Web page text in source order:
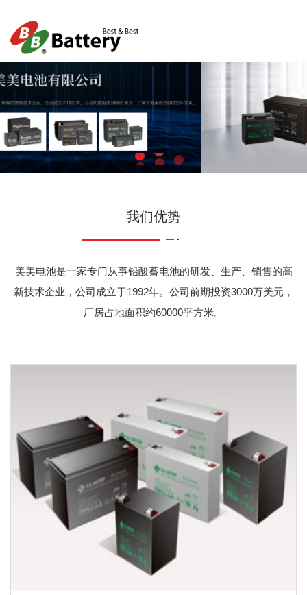
我们优势
美美电池是一家专门从事铅酸蓄电池的研发、生产、销售的高
新技术企业，公司成立于1992年。公司前期投资3000万美元，
厂房占地面积约60000平方米。